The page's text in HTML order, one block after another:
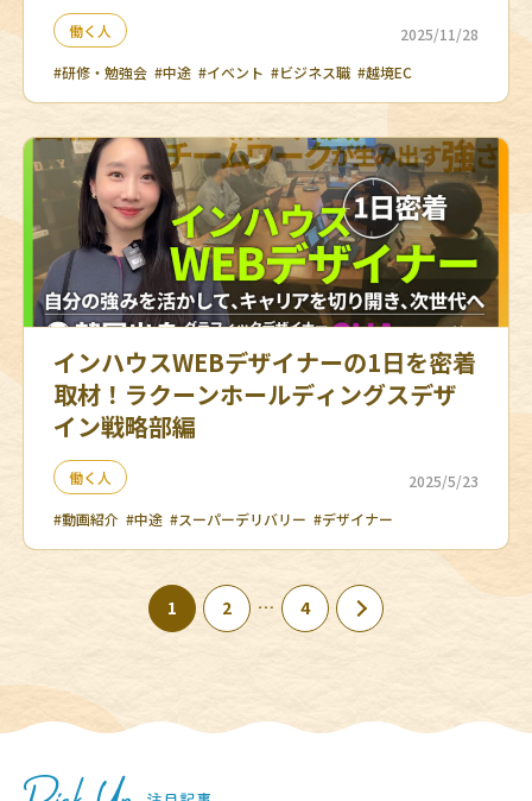
働く人
2025/11/28
#研修・勉強会 #中途 #イベント #ビジネス職 #越境EC
インハウスWEBデザイナーの1日を密着
取材！ラクーンホールディングスデザ
イン戦略部編
働く人
2025/5/23
#動画紹介 #中途 #スーパーデリバリー #デザイナー
1 2 … 4